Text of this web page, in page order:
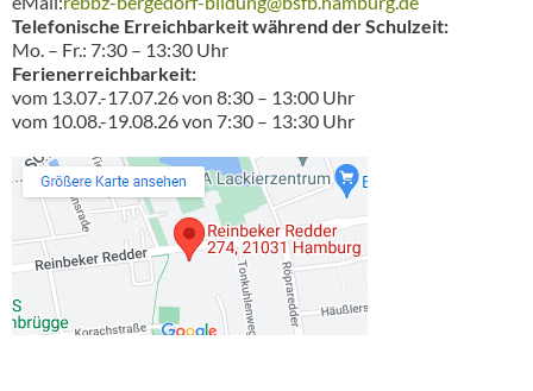
Telefonische Erreichbarkeit während der Schulzeit:
Mo. – Fr.: 7:30 – 13:30 Uhr
Ferienerreichbarkeit:
vom 13.07.-17.07.26 von 8:30 – 13:00 Uhr
vom 10.08.-19.08.26 von 7:30 – 13:30 Uhr